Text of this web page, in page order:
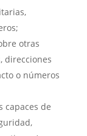
otras
direcciones
o números
capaces de